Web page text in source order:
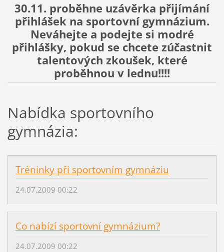
30.11. proběhne uzávěrka přijímání
přihlášek na sportovní gymnázium.
Neváhejte a podejte si modré
přihlášky, pokud se chcete zúčastnit
talentových zkoušek, které
proběhnou v lednu!!!!
Nabídka sportovního
gymnázia:
Tréninky při sportovním gymnáziu
24.07.2009 00:22
Co nabízí sportovní gymnázium?
24.07.2009 00:22